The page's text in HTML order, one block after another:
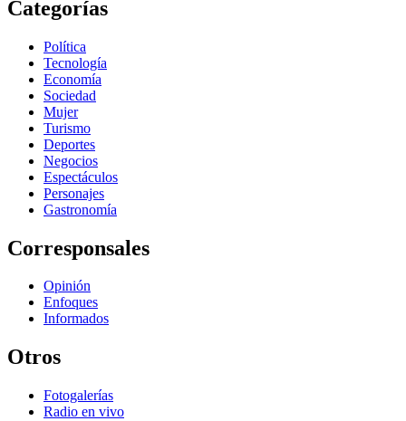
Categorías
Política
Tecnología
Economía
Sociedad
Mujer
Turismo
Deportes
Negocios
Espectáculos
Personajes
Gastronomía
Corresponsales
Opinión
Enfoques
Informados
Otros
Fotogalerías
Radio en vivo